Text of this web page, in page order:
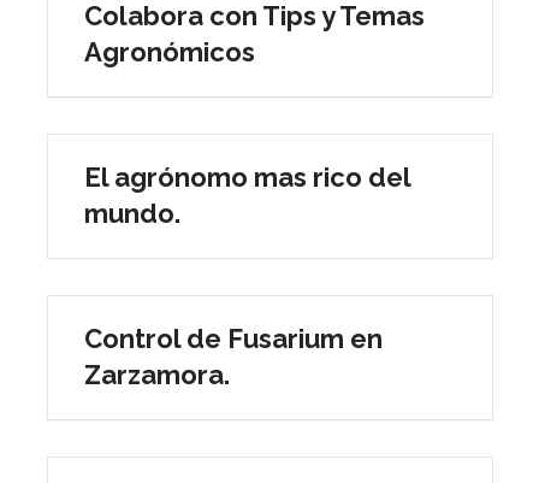
Colabora con Tips y Temas
Agronómicos
El agrónomo mas rico del
mundo.
Control de Fusarium en
Zarzamora.